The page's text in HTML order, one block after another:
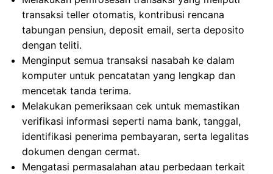
transaksi teller otomatis, kontribusi rencana
tabungan pensiun, deposit email, serta deposito
dengan teliti.
Menginput semua transaksi nasabah ke dalam
komputer untuk pencatatan yang lengkap dan
mencetak tanda terima.
Melakukan pemeriksaan cek untuk memastikan
verifikasi informasi seperti nama bank, tanggal,
identifikasi penerima pembayaran, serta legalitas
dokumen dengan cermat.
Mengatasi permasalahan atau perbedaan terkait